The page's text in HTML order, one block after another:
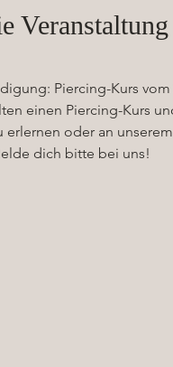
Veranstaltung
Piercing-Kurs
einen Piercing-Kurs
erlernen oder an
dich bitte bei uns!